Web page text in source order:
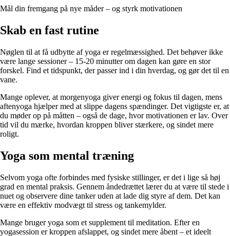
Mål din fremgang på nye måder – og styrk motivationen
Skab en fast rutine
Nøglen til at få udbytte af yoga er regelmæssighed. Det behøver ikke
være lange sessioner – 15-20 minutter om dagen kan gøre en stor
forskel. Find et tidspunkt, der passer ind i din hverdag, og gør det til en
vane.
Mange oplever, at morgenyoga giver energi og fokus til dagen, mens
aftenyoga hjælper med at slippe dagens spændinger. Det vigtigste er, at
du møder op på måtten – også de dage, hvor motivationen er lav. Over
tid vil du mærke, hvordan kroppen bliver stærkere, og sindet mere
roligt.
Yoga som mental træning
Selvom yoga ofte forbindes med fysiske stillinger, er det i lige så høj
grad en mental praksis. Gennem åndedrættet lærer du at være til stede i
nuet og observere dine tanker uden at lade dig styre af dem. Det kan
være en effektiv modvægt til stress og tankemylder.
Mange bruger yoga som et supplement til meditation. Efter en
yogasession er kroppen afslappet, og sindet mere åbent – et ideelt